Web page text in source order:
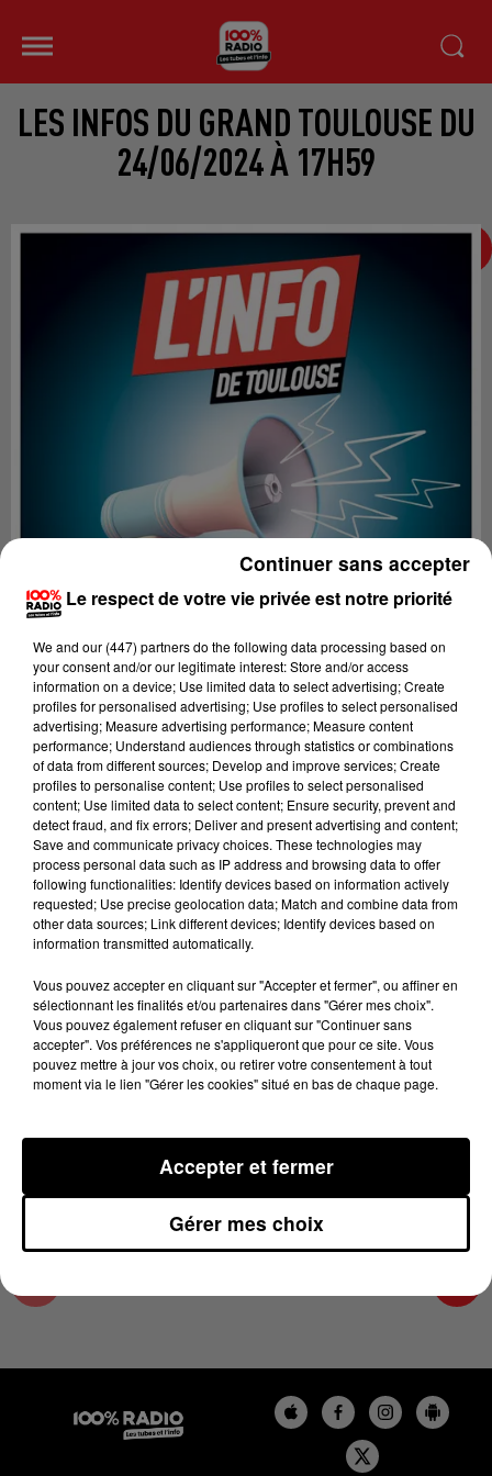
LES INFOS DU GRAND TOULOUSE DU
24/06/2024 À 17H59
Lecture (4 min 28 sec)
100%
100% Radio les infos du grand Toulouse
24 juin 2024 - 4 min 28 sec
LES INFOS DU GRAND TOULOUSE DU
24/06/2024 À 17H59
Podcasts infos du grand Toulouse
Le respect de votre vie privée est notre priorité
We and our (447) partnersdo the following data processing based on
your consent and/or our legitimate interest: Store and/or access
information on a device; Use limited data to select advertising; Create
profiles for personalised advertising; Use profiles to select personalised
advertising; Measure advertising performance; Measure content
performance; Understand audiences through statistics or combinations
of data from different sources; Develop and improve services; Create
profiles to personalise content; Use profiles to select personalised
content; Use limited data to select content; Ensure security, prevent and
detect fraud, and fix errors; Deliver and present advertising and content;
Save and communicate privacy choices. These technologies may
process personal data such as IP address and browsing data to offer
following functionalities: Identify devices based on information actively
requested; Use precise geolocation data; Match and combine data from
other data sources; Link different devices; Identify devices based on
information transmitted automatically.
Vous pouvez accepter en cliquant sur "Accepter et fermer", ou affiner en
sélectionnant les finalités et/ou partenaires dans "Gérer mes choix".
Vous pouvez également refuser en cliquant sur "Continuer sans
accepter". Vos préférences ne s'appliqueront que pour ce site. Vous
pouvez mettre à jour vos choix, ou retirer votre consentement à tout
moment via le lien "Gérer les cookies" situé en bas de chaque page.
Gérer mes choix
Accepter et fermer
Continuer sans accepter